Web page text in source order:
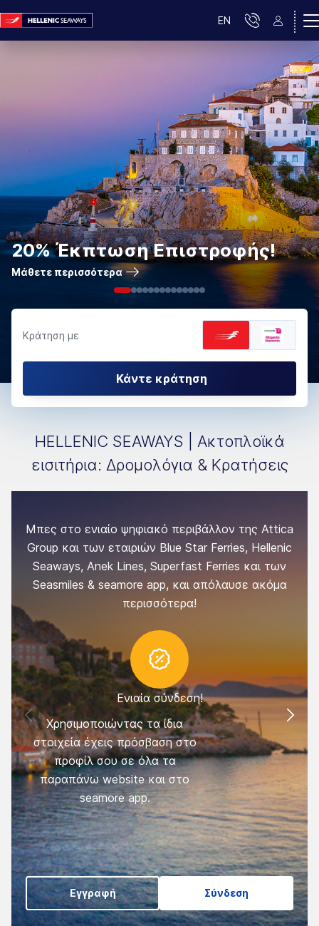
EN
20% Έκπτωση Επιστροφής!
Μάθετε περισσότερα
Κράτηση με
Κάντε κράτηση
HELLENIC SEAWAYS | Ακτοπλοϊκά
εισιτήρια: Δρομολόγια & Κρατήσεις
Μπες στο ενιαίο ψηφιακό περιβάλλον της Attica
Group και των εταιριών Blue Star Ferries, Hellenic
Seaways, Anek Lines, Superfast Ferries και των
Seasmiles & seamore app, και απόλαυσε ακόμα
περισσότερα!
Ενιαία σύνδεση!
Χρησιμοποιώντας τα ίδια
στοιχεία έχεις πρόσβαση στο
προφίλ σου σε όλα τα
παραπάνω website και στο
seamore app.
Εγγραφή Σύνδεση